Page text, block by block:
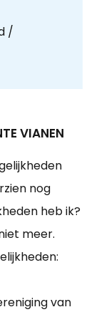
/
VIANEN
nog
heb ik?
meer.
van